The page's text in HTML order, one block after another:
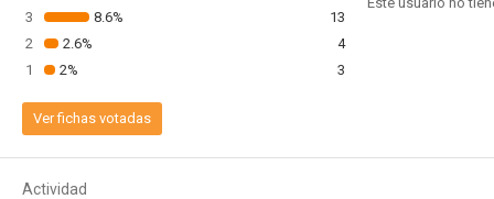
3
8.6%
2
2.6%
1
2%
13
4
3
Ver fichas votadas
Actividad